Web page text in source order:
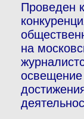
Проведен
на